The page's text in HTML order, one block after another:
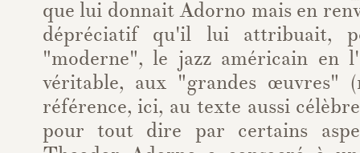
que lui donnait Adorno mais en
dépréciatif qu'il lui attribuait,
"moderne", le jazz américain en
véritable, aux "grandes œuvres"
référence, ici, au texte aussi
pour tout dire par certains